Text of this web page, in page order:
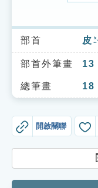
索引選單
知識索引
單字索引
部首 皮 ㄆㄧˊ
部首外筆畫 13
總筆畫 18
開啟關聯